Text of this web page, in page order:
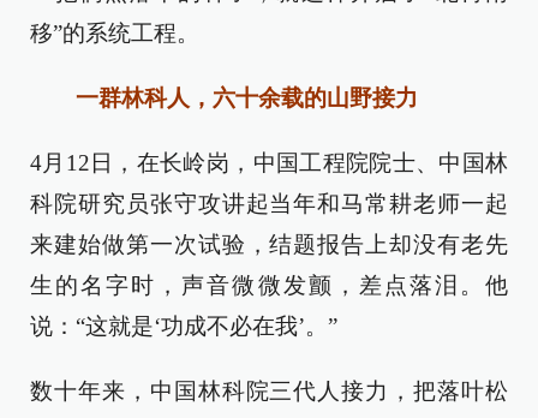
移”的系统工程。
一群林科人，六十余载的山野接力
4月12日，在长岭岗，中国工程院院士、中国林
科院研究员张守攻讲起当年和马常耕老师一起
来建始做第一次试验，结题报告上却没有老先
生的名字时，声音微微发颤，差点落泪。他
说：“这就是‘功成不必在我’。”
数十年来，中国林科院三代人接力，把落叶松